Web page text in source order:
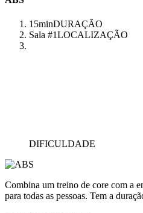
15minDURAÇÃO
Sala #1LOCALIZAÇÃO
DIFICULDADE
Combina um treino de core com a
para todas as pessoas. Tem a